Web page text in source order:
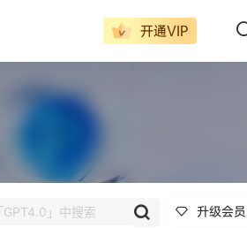
开通VIP
升级会员